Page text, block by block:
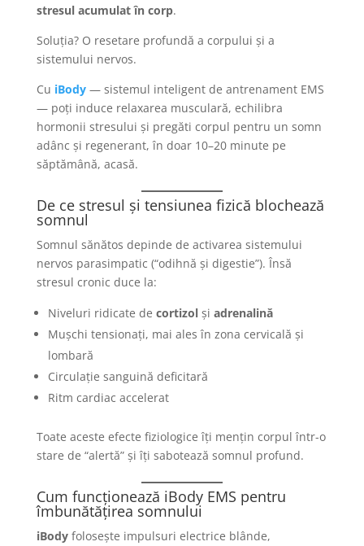
stresul acumulat în corp.
Soluția? O resetare profundă a corpului și a
sistemului nervos.
Cu iBody— sistemul inteligent de antrenament EMS
— poți induce relaxarea musculară, echilibra
hormonii stresului și pregăti corpul pentru un somn
adânc și regenerant, în doar 10–20 minute pe
săptămână, acasă.
De ce stresul și tensiunea fizică blochează
somnul
Somnul sănătos depinde de activarea sistemului
nervos parasimpatic (“odihnă și digestie”). Însă
stresul cronic duce la:
Niveluri ridicate de cortizolși adrenalină
Mușchi tensionați, mai ales în zona cervicală și
lombară
Circulație sanguină deficitară
Ritm cardiac accelerat
Toate aceste efecte fiziologice îți mențin corpul într-o
stare de “alertă” și îți sabotează somnul profund.
Cum funcționează iBody EMS pentru
îmbunătățirea somnului
iBodyfolosește impulsuri electrice blânde,